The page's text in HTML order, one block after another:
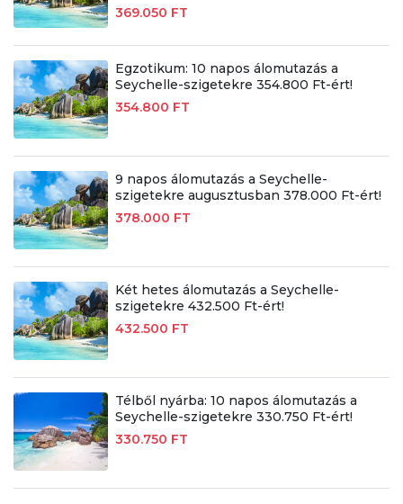
369.050 FT
Egzotikum: 10 napos álomutazás a
Seychelle-szigetekre 354.800 Ft-ért!
354.800 FT
9 napos álomutazás a Seychelle-
szigetekre augusztusban 378.000 Ft-ért!
378.000 FT
Két hetes álomutazás a Seychelle-
szigetekre 432.500 Ft-ért!
432.500 FT
Télből nyárba: 10 napos álomutazás a
Seychelle-szigetekre 330.750 Ft-ért!
330.750 FT